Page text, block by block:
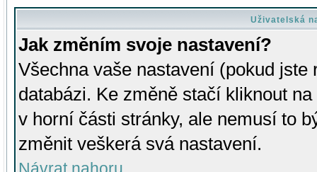
Uživatelská
Jak změním svoje nastavení?
Všechna vaše nastavení (pokud
databázi. Ke změně stačí kliknout
v horní části stránky, ale nemusí to
změnit veškerá svá nastavení.